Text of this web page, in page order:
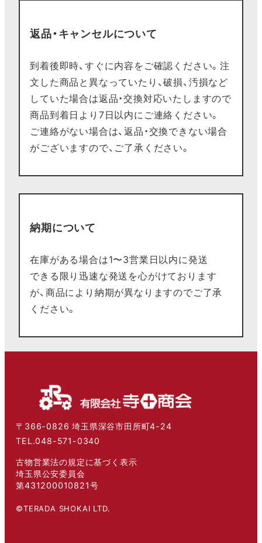
返品・キャンセルについて
到着後即時、すぐに内容をご確認ください。注
文した商品と異なっていたり、破損、汚損など
していた場合は返品・交換対応いたしますので
商品到着日より7日以内にご連絡ください。
ご連絡がない場合は、返品・交換できない場合
がございますので、ご了承ください。
納期について
在庫がある場合は1〜3営業日以内に発送
できる限り迅速な発送を心がけております
が、商品により納期が異なりますのでご了承
ください。
〒366-0826 埼玉県深谷市田所町4-24
TEL.048-571-0340
古物営業法の規定に基づく表示
埼玉県公安委員会
第431200010821号
©TERADA SHOKAI LTD.